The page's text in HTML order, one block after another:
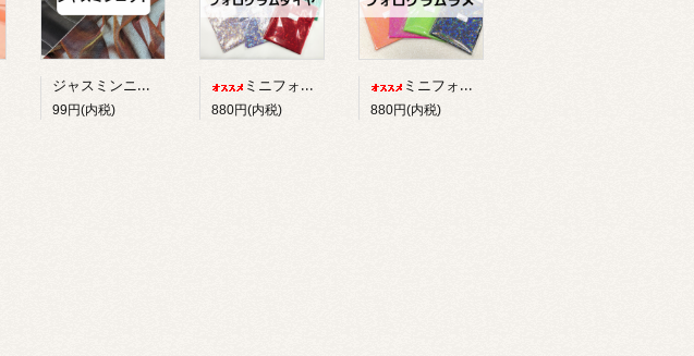
ジャスミンニット【在庫限り】
99円(内税)
ミニフォログラム/ダイヤ【カット済み】
880円(内税)
ミニフォログラム/ラメ【カット済み】
880円(内税)